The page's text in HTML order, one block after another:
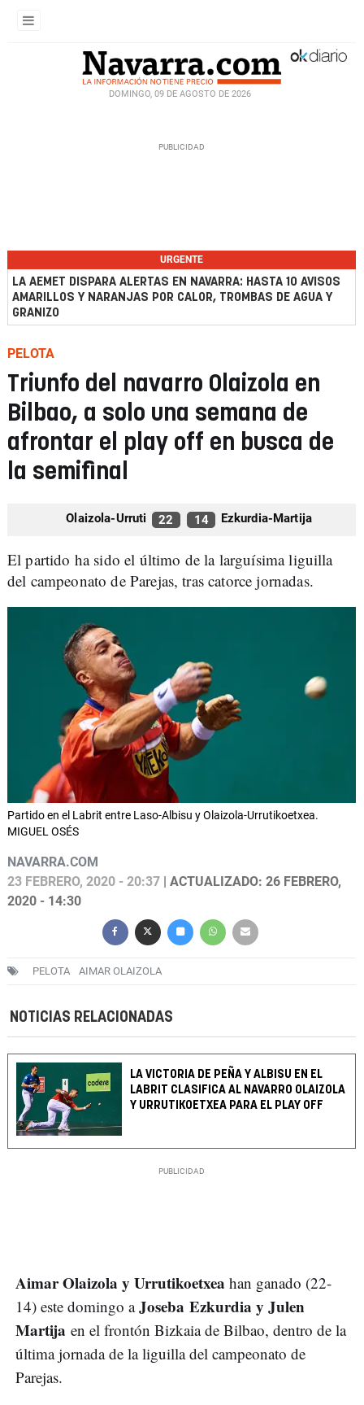
DOMINGO, 09 DE AGOSTO DE 2026
URGENTE
LA AEMET DISPARA ALERTAS EN NAVARRA: HASTA 10 AVISOS
AMARILLOS Y NARANJAS POR CALOR, TROMBAS DE AGUA Y
GRANIZO
PELOTA
Triunfo del navarro Olaizola en
Bilbao, a solo una semana de
afrontar el play off en busca de
la semifinal
Olaizola-Urruti 22 14 Ezkurdia-Martija
El partido ha sido el último de la larguísima liguilla
del campeonato de Parejas, tras catorce jornadas.
Partido en el Labrit entre Laso-Albisu y Olaizola-Urrutikoetxea.
MIGUEL OSÉS
NAVARRA.COM
23 FEBRERO, 2020 - 20:37 | ACTUALIZADO: 26 FEBRERO,
2020 - 14:30
PELOTA AIMAR OLAIZOLA
NOTICIAS RELACIONADAS
LA VICTORIA DE PEÑA Y ALBISU EN EL
LABRIT CLASIFICA AL NAVARRO OLAIZOLA
Y URRUTIKOETXEA PARA EL PLAY OFF
Aimar Olaizola y Urrutikoetxea han ganado (22-
14) este domingo aJoseba Ezkurdia y Julen
Martija en el frontón Bizkaia de Bilbao, dentro de la
última jornada de la liguilla del campeonato de
Parejas.